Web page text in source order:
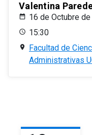
Valentina
16 de Octubre
15:30
Facultad de
Administrativas